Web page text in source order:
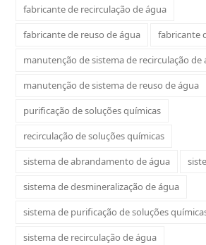
fabricante de recirculação de água
fabricante de reuso de água
fabricante
manutenção de sistema de recirculação de
manutenção de sistema de reuso de água
purificação de soluções químicas
recirculação de soluções químicas
sistema de abrandamento de água
sistema de desmineralização de água
sistema de purificação de soluções
sistema de recirculação de água